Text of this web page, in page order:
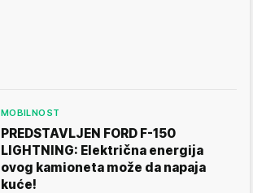
MOBILNOST
PREDSTAVLJEN FORD F-150
LIGHTNING: Električna energija
ovog kamioneta može da napaja
kuće!